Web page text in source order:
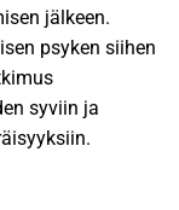
jälkeen.
psyken siihen
syviin ja